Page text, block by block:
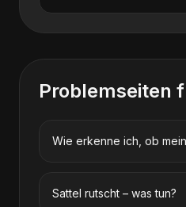
Problemseiten
Wie erkenne ich, ob
Sattel rutscht – was tun?